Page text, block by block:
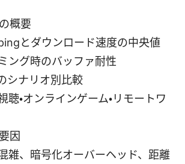
概要
とダウンロード速度の中央値
ング時のバッファ耐性
シナリオ別比較
聴・オンラインゲーム・リモートワ
因
雑、暗号化オーバーヘッド、距離